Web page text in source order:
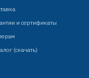
и сертификаты
(скачать)